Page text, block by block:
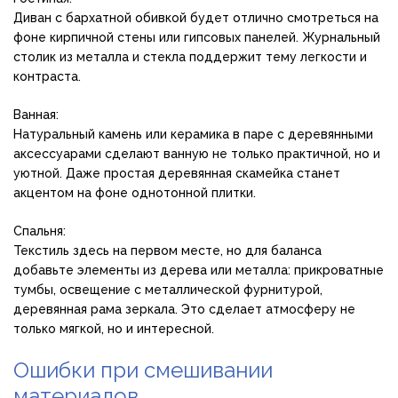
Диван с бархатной обивкой будет отлично смотреться на
фоне кирпичной стены или гипсовых панелей. Журнальный
столик из металла и стекла поддержит тему легкости и
контраста.
Ванная:
Натуральный камень или керамика в паре с деревянными
аксессуарами сделают ванную не только практичной, но и
уютной. Даже простая деревянная скамейка станет
акцентом на фоне однотонной плитки.
Спальня:
Текстиль здесь на первом месте, но для баланса
добавьте элементы из дерева или металла: прикроватные
тумбы, освещение с металлической фурнитурой,
деревянная рама зеркала. Это сделает атмосферу не
только мягкой, но и интересной.
Ошибки при смешивании